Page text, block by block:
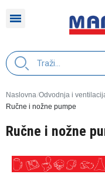
Naslovna Odvodnja i
Ručne i nožne pumpe
Ručne i nožne